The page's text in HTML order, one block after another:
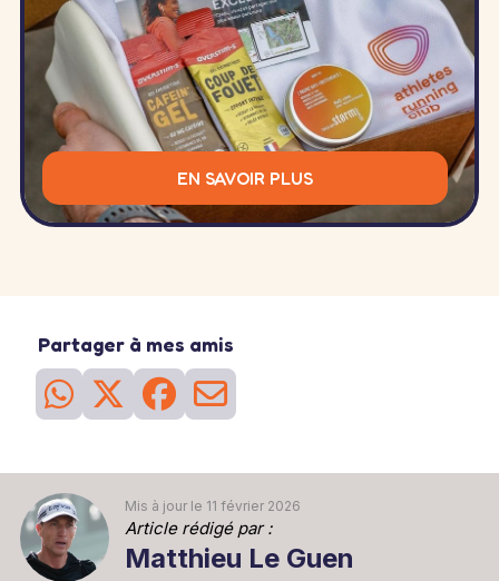
EN SAVOIR PLUS
Partager à mes amis
Mis à jour le 11 février 2026
Article rédigé par :
Matthieu Le Guen